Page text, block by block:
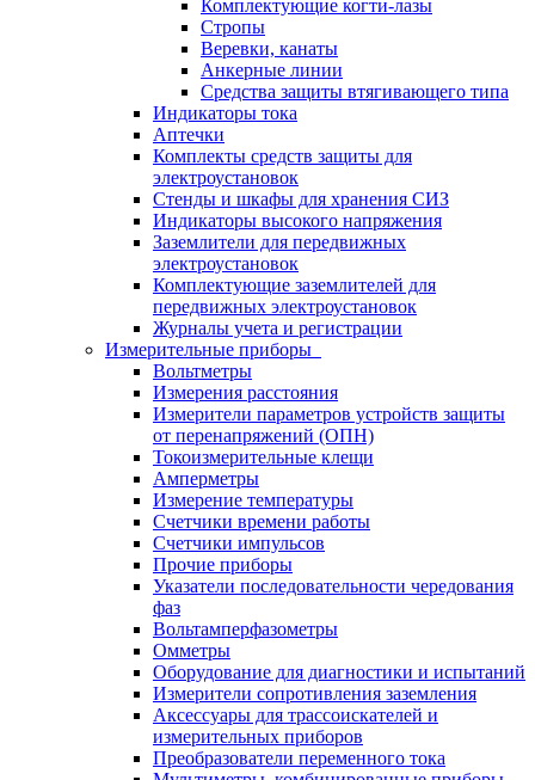
Комплектующие когти-лазы
Стропы
Веревки, канаты
Анкерные линии
Средства защиты втягивающего типа
Индикаторы тока
Аптечки
Комплекты средств защиты для
электроустановок
Стенды и шкафы для хранения СИЗ
Индикаторы высокого напряжения
Заземлители для передвижных
электроустановок
Комплектующие заземлителей для
передвижных электроустановок
Журналы учета и регистрации
Измерительные приборы
Вольтметры
Измерения расстояния
Измерители параметров устройств защиты
от перенапряжений (ОПН)
Токоизмерительные клещи
Амперметры
Измерение температуры
Счетчики времени работы
Счетчики импульсов
Прочие приборы
Указатели последовательности чередования
фаз
Вольтамперфазометры
Омметры
Оборудование для диагностики и испытаний
Измерители сопротивления заземления
Аксессуары для трассоискателей и
измерительных приборов
Преобразователи переменного тока